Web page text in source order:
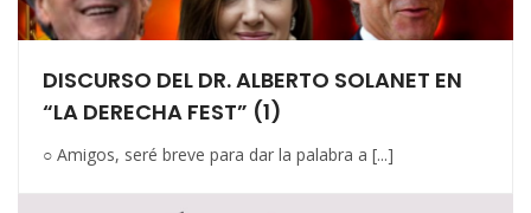
DISCURSO DEL DR. ALBERTO SOLANET EN
“LA DERECHA FEST” (1)
○ Amigos, seré breve para dar la palabra a [...]